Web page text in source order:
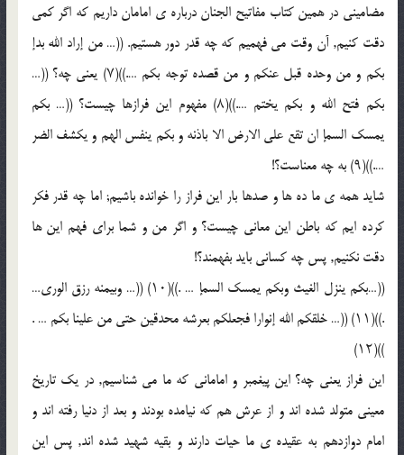
مضامینى در همین کتاب مفاتیح الجنان درباره ى امامان داریم که اگر کمى
دقت کنیم, آن وقت مى فهمیم که چه قدر دور هستیم. ((… من إراد الله بدإ
بکم و من وحده قبل عنکم و من قصده توجه بکم ….))(۷) یعنى چه؟ ((…
بکم فتح الله و بکم یختم ….))(۸) مفهوم این فرازها چیست؟ ((… بکم
یمسک السمإ ان تقع على الارض الا باذنه و بکم ینفس الهم و یکشف الضر
….))(۹) به چه معناست؟!
شاید همه ى ما ده ها و صدها بار این فراز را خوانده باشیم; اما چه قدر فکر
کرده ایم که باطن این معانى چیست؟ و اگر من و شما براى فهم این ها
دقت نکنیم, پس چه کسانى باید بفهمند؟!
((…بکم ینزل الغیث وبکم یمسک السمإ … .))(۱۰) ((… وبیمنه رزق الورى…
.))(۱۱) ((… خلقکم الله إنوارا فجعلکم بعرشه محدقین حتى من علینا بکم … .
))(۱۲)
این فراز یعنى چه؟ این پیغمبر و امامانى که ما مى شناسیم, در یک تاریخ
معینى متولد شده اند و از عرش هم که نیامده بودند و بعد از دنیا رفته اند و
امام دوازدهم به عقیده ى ما حیات دارند و بقیه شهید شده اند, پس این